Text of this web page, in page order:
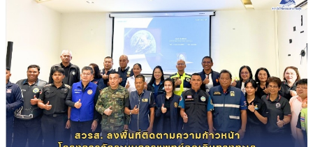
สวรส. ร่วมพิธีเปิดงานขับเคลื่อนนโยบายอาสาพยาบาลชุมชน (อสพ.)
“อสพ. พลังใหม่ ภูมิใจรับใช้ชุมชน”